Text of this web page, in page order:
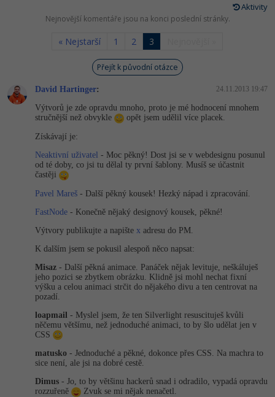
ASP.NET MVC
Django
Best practices
UML a návrhové vzory
MySQL/MariaDB
MS-SQL
SQLite
Tester
Systémový administrátor
Grafik / UX/UI návrhář
3D grafik
Projektový manažer
Databázový analytik
Copywriter
SEO specialista
Swift -80%
-80%
VB.NET
SQL
Návrh SW -80%
Algoritmy -41%
Umělá inteligence (AI) -10%
Pro děti
Více
Fórum
Kryptoměny -25%
Copywriting -30%
MS Office
Google Dokumenty
Time management
Windows
Linux
Sítě
Kybernetická bezpečnost
-25%
Adobe After Effects
Blender
Inkscape
Fotografování
Video
Fórum
Příběhy absolventů
Kariéra
Pro firmy
Aktivity
Nejnovější komentáře jsou na konci poslední stránky.
« Nejstarší 1 2 3
Přejít k původní otázce
David Hartinger: 24.11.2013 19:47
Výtvorů je zde opravdu mnoho, proto je mé hodnocení mnohem
stručnější než obvykle
opět jsem udělil více placek.
Získávají je:
Neaktivní uživatel - Moc pěkný! Dost jsi se v webdesignu posunul
od té doby, co jsi tu dělal ty první šablony. Musíš se účastnit
častěji
Pavel Mareš - Další pěkný kousek! Hezký nápad i zpracování.
FastNode - Konečně nějaký designový kousek, pěkné!
Výtvory publikujte a napište x adresu do PM.
K dalším jsem se pokusil alespoň něco napsat:
Misaz - Další pěkná animace. Panáček nějak levituje, neškáluješ
jeho pozici se zbytkem obrázku. Klidně jsi mohl nechat fixní
výšku a celou animaci strčit do nějakého divu a ten centrovat na
pozadí.
loapmail - Myslel jsem, že ten Silverlight resuscituješ kvůli
něčemu většímu, než jednoduché animaci, to by šlo udělat jen v
CSS
matusko - Jednoduché a pěkné, dokonce přes CSS. Na machra to
sice není, ale jsi na dobré cestě.
Dimus - Jo, to by většinu hackerů snad i odradilo, vypadá opravdu
rozzuřeně
Zvuk se mi nějak nenačetl.